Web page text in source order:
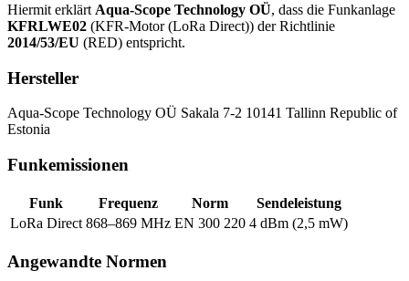
Hiermit erklärt Aqua-Scope Technology OÜ, dass die Funkanlage
KFRLWE02 (KFR-Motor (LoRa Direct)) der Richtlinie
2014/53/EU (RED) entspricht.
Hersteller
Aqua-Scope Technology OÜ Sakala 7-2 10141 Tallinn Republic of
Estonia
Funkemissionen
Funk Frequenz Norm
Sendeleistung
LoRa Direct 868–869 MHz EN 300 220 4 dBm (2,5 mW)
Angewandte Normen